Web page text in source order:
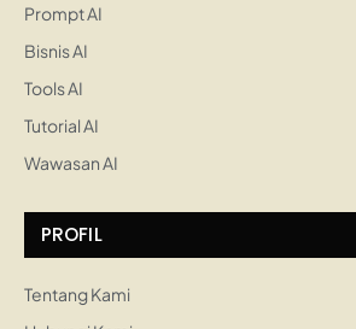
Prompt AI
Bisnis AI
Tools AI
Tutorial AI
Wawasan AI
PROFIL
Tentang Kami